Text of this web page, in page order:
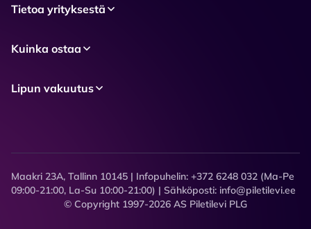
Tietoa yrityksestä
Kuinka ostaa
Lipun vakuutus
Maakri 23A, Tallinn 10145 | Infopuhelin: +372 6248 032 (Ma-Pe
09:00-21:00, La-Su 10:00-21:00) | Sähköposti: info@piletilevi.ee
© Copyright 1997-2026 AS Piletilevi PLG